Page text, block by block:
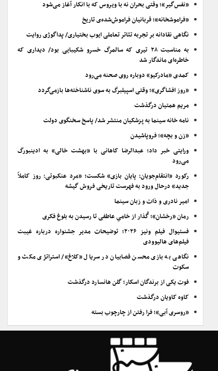
«نفس‌گیر»؛ وقتی بحران نه با ویروس که با انکار آغاز می‌شود
«فراموشخانه»؛ قربانیان فراموش‌شده‌ی تاریخ
نگاهی نقادانه بر تجربه تئاتر تعاملی ایوب بختیاری/ پداگوژی روایت
به مناسبت ۲۸ تیری که سالمرگ خسرو شکیبایی بود/ دیداری که
خاطره‌ای ماندگار شد
کمدی «مادرکیو» دوباره روی صحنه می‌رود
«روز افشاگری»؛ وقتی اسپیلبرگ به سوی ناشناخته‌ها بازمی‌گردد
مریم همتیان درگذشت
نامه خانه سینما به پزشکیان منتشر شد/ پاسخ سخنگوی دولت
«زن و بچه»؛ فروپاشیدن
ورایتی خبر داد؛ عبدالرضا کاهانی با «بهشت خالی» به ادینبورگ
می‌رود
رکورد «انتقام‌جویان: پایان بازی» شکست؛ «مرد عنکبوتی: روز کاملاً
جدید» درحال ورود به فهرست تاریخی فروش گیشه
امیر نادری و ذات و زبان سینما
رمان «رخشان»؛ گُذار از خامیِ عاطفی تا رسیدن به بلوغ فکری
فستیوال فیلم ونیز ۲۰۲۶؛ توضیحات مدیر جشنواره درباره غیبت
فیلم‌های هالیوودی
نگاهی به بازی محسن قصابیان در سریال «کلاغ»/ استراتژی مکث و
سکوت
فوت یکی از برندگان اسکار؛ گلن هانسارد درگذشت
کاوه کاویان درگذشت
«روسری آبی»؛ فرا رفتن از چارچوب بسته